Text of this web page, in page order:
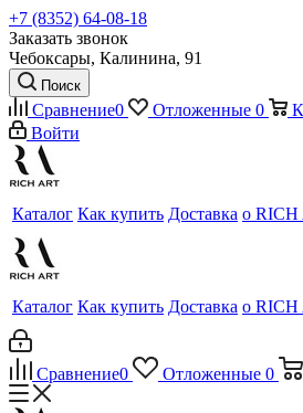
+7 (8352) 64-08-18
Заказать звонок
Чебоксары, Калинина, 91
Поиск
Сравнение0 Отложенные 0
Войти
Каталог Как купить Доставка о RICH
Каталог Как купить Доставка о RICH
Сравнение0 Отложенные 0